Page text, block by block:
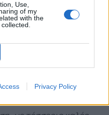
Use,
of my
with the
Privacy Policy
πιο
να
πράγματα
προσθήκες.
με έντονο
λείπει αυτό